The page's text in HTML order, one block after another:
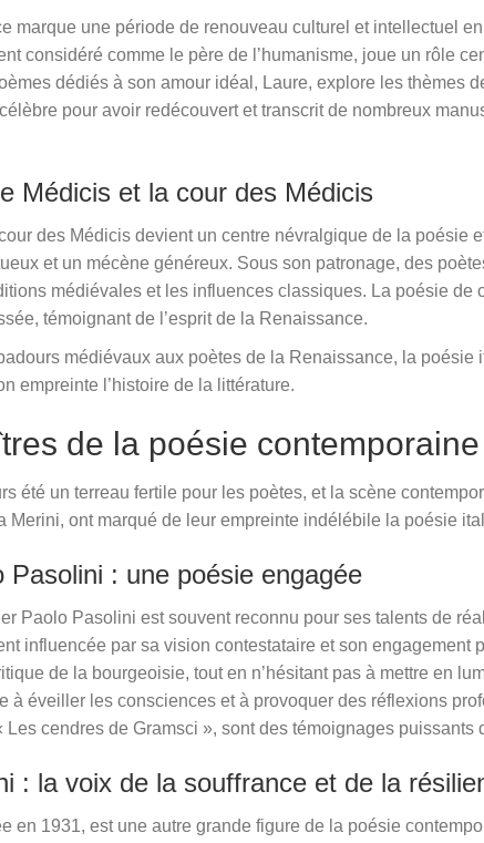
marque une période de renouveau culturel et intellectuel
considéré comme le père de l’humanisme, joue un rôle
dédiés à son amour idéal, Laure, explore les thèmes
pour avoir redécouvert et transcrit de nombreux
Médicis et la cour des Médicis
des Médicis devient un centre névralgique de la poésie
et un mécène généreux. Sous son patronage, des
médiévales et les influences classiques. La poésie
témoignant de l’esprit de la Renaissance.
médiévaux aux poètes de la Renaissance, la
empreinte l’histoire de la littérature.
de la poésie
été un terreau fertile pour les poètes, et la scène
Merini, ont marqué de leur empreinte indélébile la poésie
Pasolini : une poésie engagée
Paolo Pasolini est souvent reconnu pour ses talents de
influencée par sa vision contestataire et son
de la bourgeoisie, tout en n’hésitant pas à mettre en
à éveiller les consciences et à provoquer des réflexions
Les cendres de Gramsci », sont des témoignages
: la voix de la souffrance et de la
en 1931, est une autre grande figure de la poésie